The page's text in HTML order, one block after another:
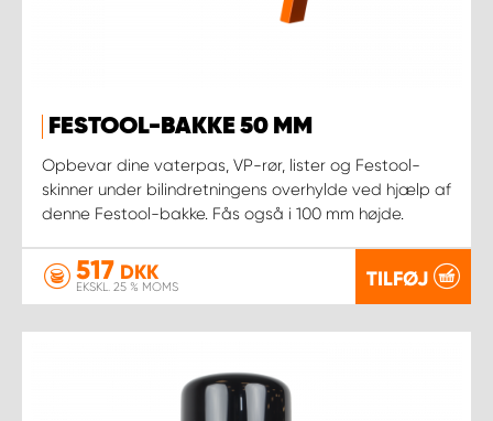
FESTOOL-BAKKE 50 MM
Opbevar dine vaterpas, VP-rør, lister og Festool-
skinner under bilindretningens overhylde ved hjælp af
denne Festool-bakke. Fås også i 100 mm højde.
517 DKK
EKSKL. 25 % MOMS TILFØJ